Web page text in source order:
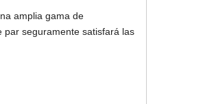
amplia gama de
par seguramente satisfará las